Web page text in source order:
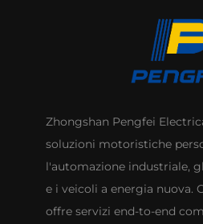
Zhongshan Pengfei
soluzioni motoristiche
l'automazione industriale,
e i veicoli a energia nuova.
offre servizi end-to-end